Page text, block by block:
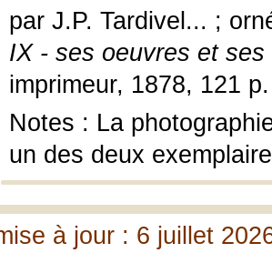
par J.P. Tardivel... ;
IX - ses oeuvres et ses
imprimeur, 1878, 121
Notes : La
un des deux
à jour : 6 juillet